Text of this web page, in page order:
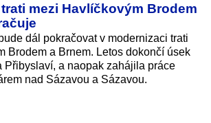
mezi Havlíčkovým Brodem
dál pokračovat v modernizaci trati
Brodem a Brnem. Letos dokončí úsek
Přibyslaví, a naopak zahájila práce
nad Sázavou a Sázavou.